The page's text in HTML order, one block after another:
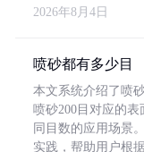
2026年8月4日
喷砂都有多少目
本文系统介绍了喷
喷砂200目对应的表
同目数的应用场景
实践，帮助用户根